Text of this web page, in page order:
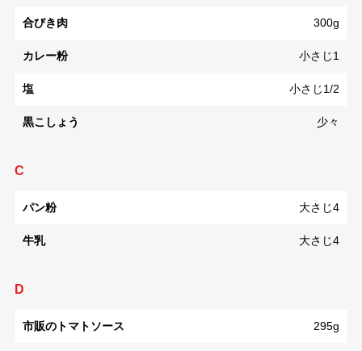
合びき肉 300g
カレー粉 小さじ1
塩 小さじ1/2
黒こしょう 少々
C
パン粉 大さじ4
牛乳 大さじ4
D
市販のトマトソース 295g